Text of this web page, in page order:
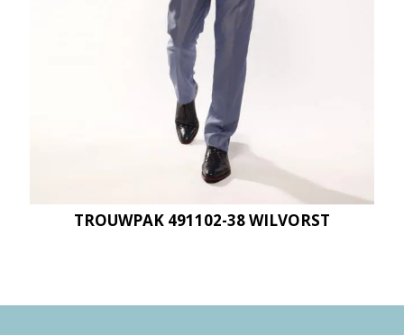
TROUWPAK 491102-38 WILVORST